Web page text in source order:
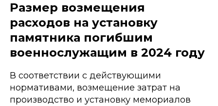
Размер возмещения
расходов на установку
памятника погибшим
военнослужащим в 2024 году
В соответствии с действующими
нормативами, возмещение затрат на
производство и установку мемориалов